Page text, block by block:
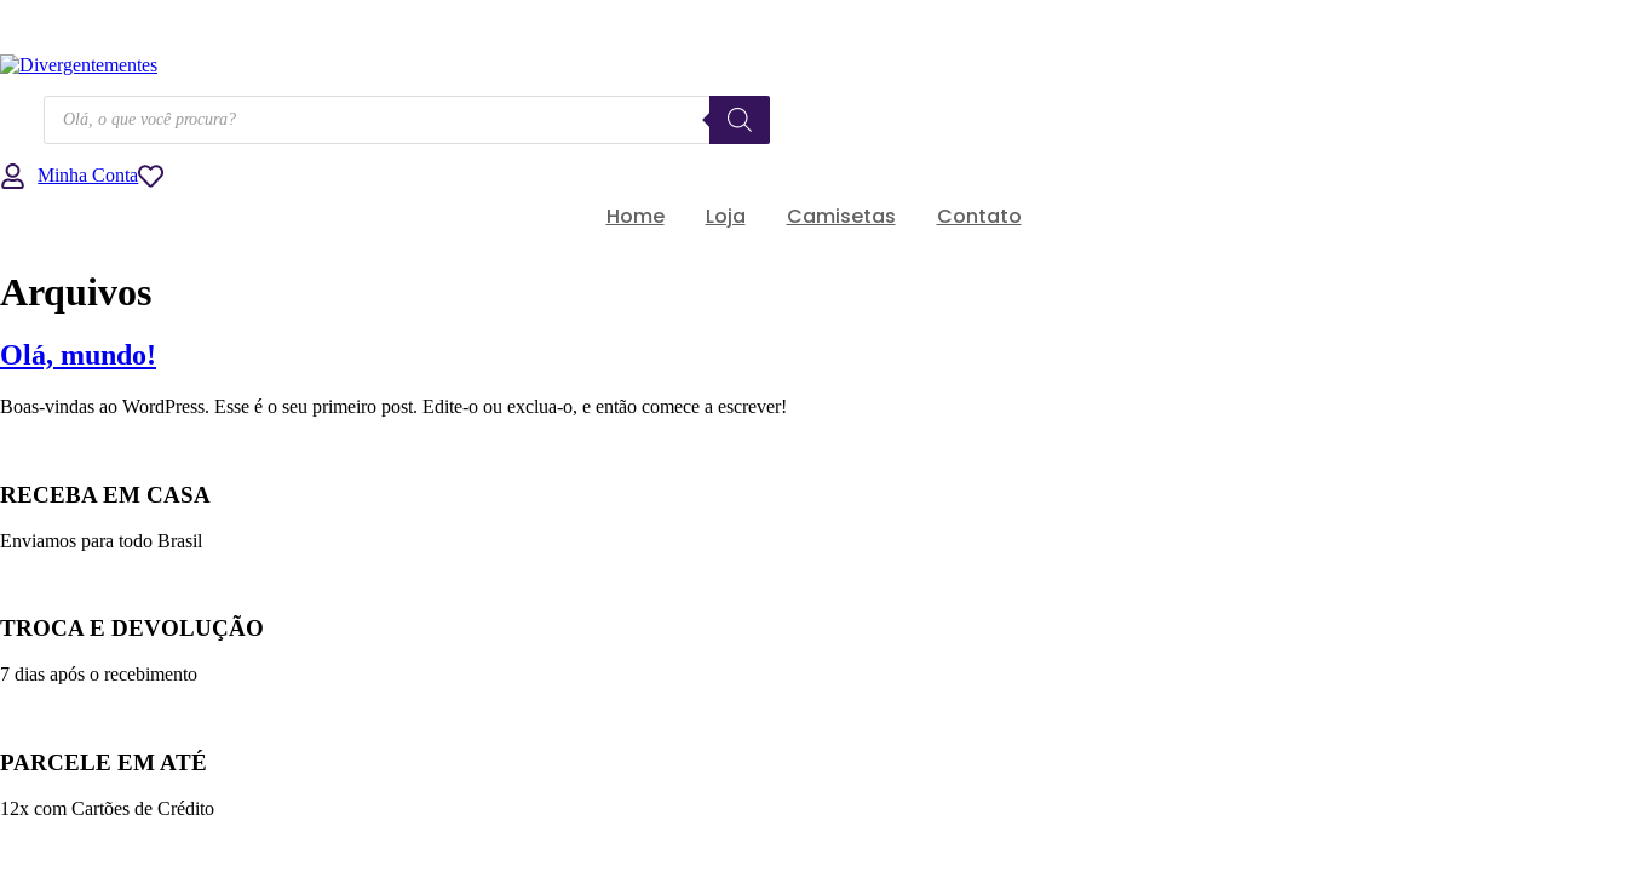
Pesquisar
produtos
Minha Conta
Home Loja Camisetas Contato
para
o
conteúdo
Arquivos
Olá, mundo!
Boas-vindas ao WordPress. Esse é o seu primeiro post. Edite-o ou exclua-o, e então comece a escrever!
RECEBA EM CASA
Enviamos para todo Brasil
TROCA E DEVOLUÇÃO
7 dias após o recebimento
PARCELE EM ATÉ
12x com Cartões de Crédito